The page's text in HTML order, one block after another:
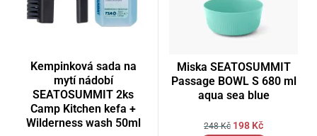
Kempinková sada na
mytí nádobí
SEATOSUMMIT 2ks
Camp Kitchen kefa +
Wilderness wash 50ml
Miska SEATOSUMMIT
Passage BOWL S 680 ml
aqua sea blue
248Kč 198 Kč